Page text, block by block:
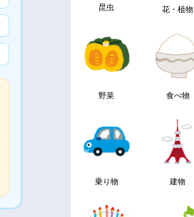
昆虫 花・植物
野菜 食べ物
乗り物 建物